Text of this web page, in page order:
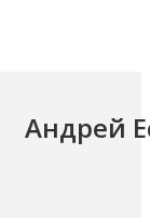
Андрей